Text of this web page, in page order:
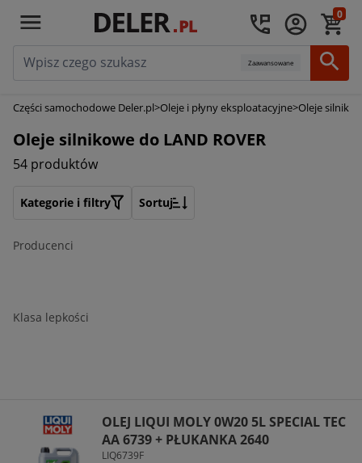
0
Zaawansowane
Części samochodowe Deler.pl>Oleje i płyny eksploatacyjne>Oleje
Oleje silnikowe do LAND ROVER
54 produktów
Kategorie i filtry Sortuj
Producenci
Klasa lepkości
OLEJ LIQUI MOLY 0W20 5L SPECIAL TEC
AA 6739 + PŁUKANKA 2640
LIQ6739F